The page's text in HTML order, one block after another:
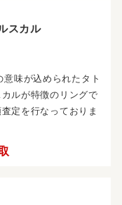
スカル
味が込められたタト
ルが特徴のリングで
定を行なっておりま